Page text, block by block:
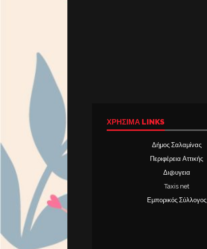
ΧΡΉΣΙΜΑ LINKS
Δήμος Σαλαμίνας
Περιφέρεια Αττικής
Δι@υγεια
Taxis net
Εμπορικός Σύλλογος